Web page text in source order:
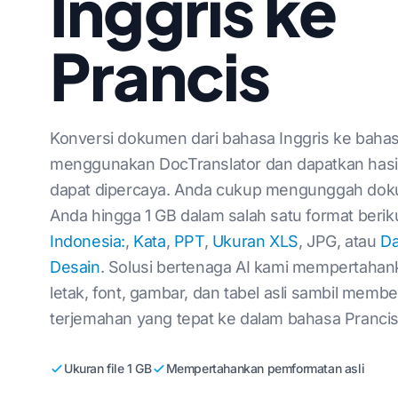
Lokalisasi Video Game
e-Pembelajaran
Terjemahkan File
Jumlah Kata
.DOCX
Jumlah File Excel
Jumlah Kata
dalam 120+ bahasa
Bahasa Inggris ke Bahasa
Rusia
Bahasa Inggris ke Bahasa
Portugis
Italia
Bahasa Inggris ke Bahasa
Korea
Bahasa Inggris ke bahasa
Arab
Bahasa Inggris ke Bahasa
Turki
Bahasa Inggris ke Bahasa
Bahasa Inggris ke Bahasa
Prancis
Konversi dokumen dari bahasa Inggris ke
menggunakan DocTranslator dan dapatkan
dapat dipercaya. Anda cukup mengunggah
Anda hingga 1 GB dalam salah satu format
Indonesia:, Kata, PPT, Ukuran XLS, JPG, atau
Desain. Solusi bertenaga AI kami
letak, font, gambar, dan tabel asli sambil
terjemahan yang tepat ke dalam bahasa
Ukuran file 1 GB Mempertahankan pemformatan asli